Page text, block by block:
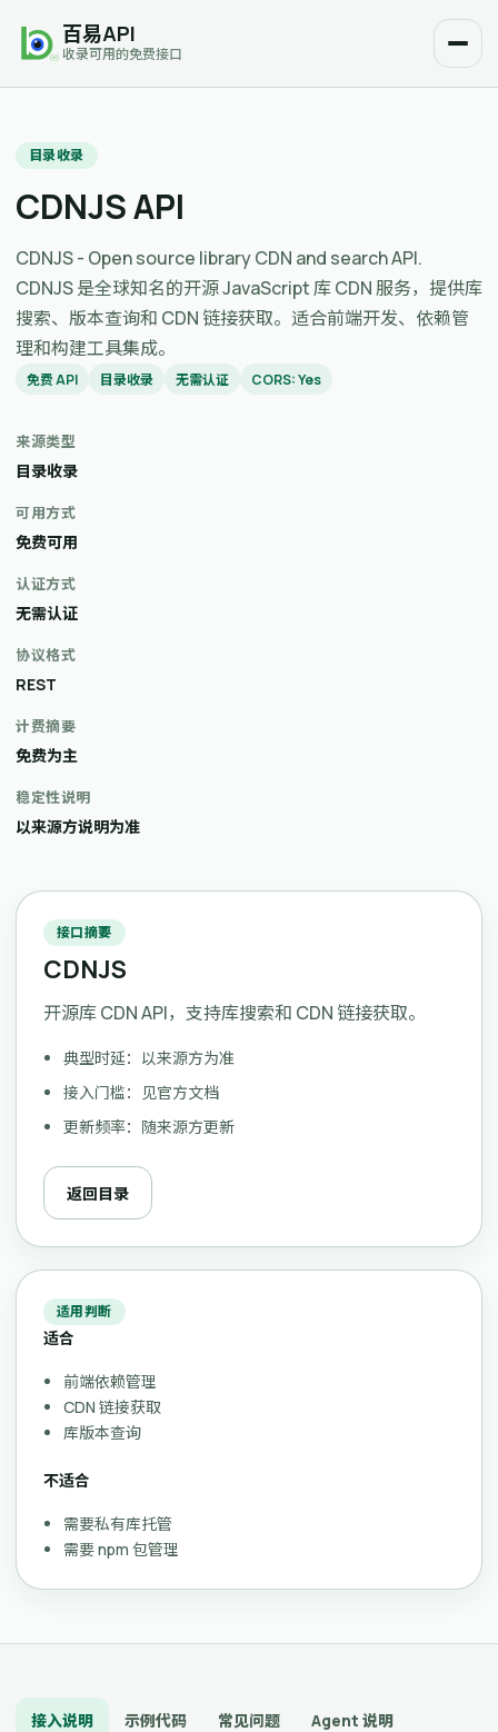
百易API
收录可用的免费接口
目录收录
CDNJS API
CDNJS - Open source library CDN and search API.
CDNJS 是全球知名的开源 JavaScript 库 CDN 服务，提供库
搜索、版本查询和 CDN 链接获取。适合前端开发、依赖管
理和构建工具集成。
免费 API 目录收录 无需认证 CORS: Yes
来源类型
目录收录
可用方式
免费可用
认证方式
无需认证
协议格式
REST
计费摘要
免费为主
稳定性说明
以来源方说明为准
接口摘要
CDNJS
开源库 CDN API，支持库搜索和 CDN 链接获取。
典型时延：以来源方为准
接入门槛：见官方文档
更新频率：随来源方更新
返回目录
适用判断
适合
前端依赖管理
CDN 链接获取
库版本查询
不适合
需要私有库托管
需要 npm 包管理
接入说明 示例代码 常见问题 Agent 说明